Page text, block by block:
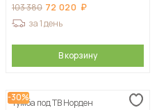
103 380 72 020
за 1 день
В корзину
-30%
Тумба под ТВ Норден